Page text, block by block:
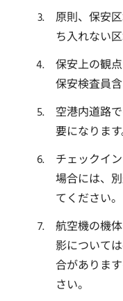
原則、保安
ち入れない
保安上の観
保安検査員
空港内道路
要になります
チェックイ
場合には、
てください。
航空機の機
影について
合がありま
さい。